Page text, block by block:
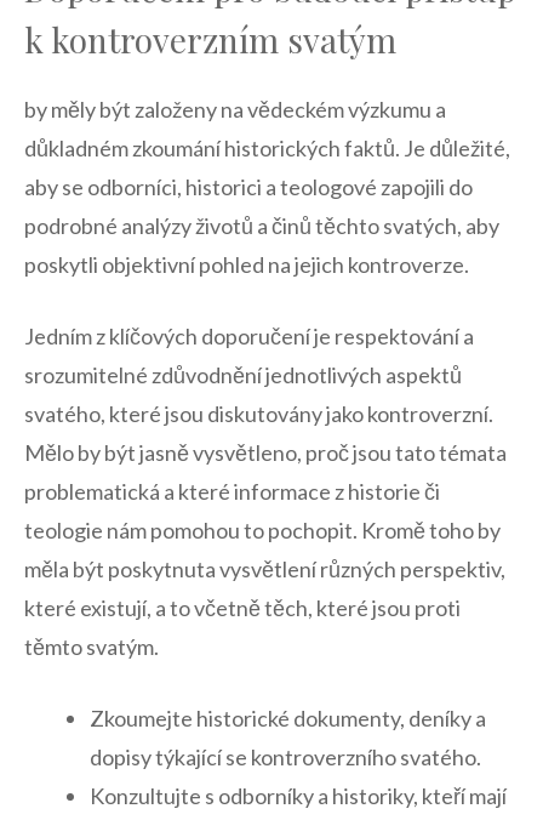
k kontroverzním svatým
by měly být založeny na vědeckém ‍výzkumu a
důkladném zkoumání historických faktů. Je důležité,
aby se ‌odborníci, historici a⁢ teologové zapojili do
podrobné⁢ analýzy ⁤životů a ‍činů těchto svatých, aby
‌poskytli objektivní pohled na ⁤jejich kontroverze.
Jedním z klíčových doporučení⁢ je respektování a
srozumitelné‌ zdůvodnění jednotlivých⁤ aspektů
svatého, které⁤ jsou diskutovány jako kontroverzní.
Mělo by být‌ jasně vysvětleno, proč jsou tato témata
problematická‍ a které informace‌ z historie⁢ či
‌teologie‍ nám pomohou to⁤ pochopit. Kromě​ toho by
‌měla být ⁣poskytnuta vysvětlení různých perspektiv,
které⁣ existují, a to včetně těch, které jsou proti
těmto​ svatým.
Zkoumejte⁢ historické dokumenty, deníky a
‍dopisy týkající‍ se ‌kontroverzního‍ svatého.
Konzultujte s odborníky a historiky, kteří mají